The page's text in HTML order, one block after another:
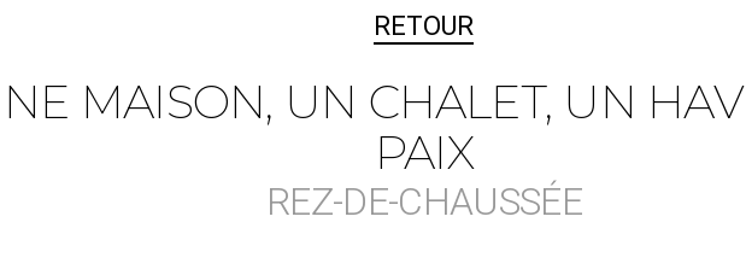
RETOUR
MAISON, UN CHALET, UN
PAIX
REZ-DE-CHAUSSÉE